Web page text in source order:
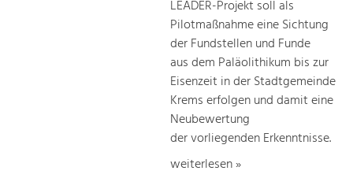
LEADER-Projekt soll als
Pilotmaßnahme eine Sichtung
der Fundstellen und Funde
aus dem Paläolithikum bis zur
Eisenzeit in der Stadtgemeinde
Krems erfolgen und damit eine
Neubewertung
der vorliegenden Erkenntnisse.
weiterlesen »